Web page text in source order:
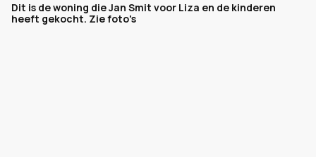
Dit is de woning die Jan Smit voor Liza en de kinderen
heeft gekocht. Zie foto's